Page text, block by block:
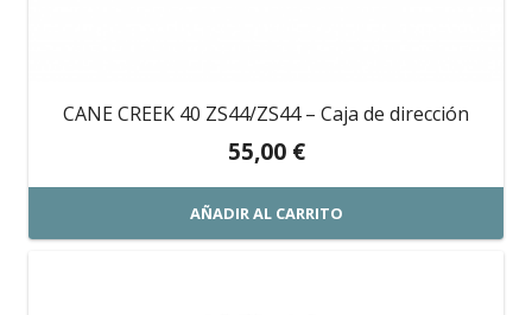
CANE CREEK 40 ZS44/ZS44 – Caja de dirección
55,00 €
AÑADIR AL CARRITO